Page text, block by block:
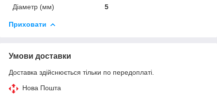
Діаметр (мм)
5
Приховати
Умови доставки
Доставка здійснюється тільки по передоплаті.
Нова Пошта